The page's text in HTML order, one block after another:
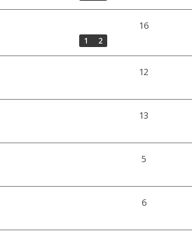
1 2
16
12
13
5
6